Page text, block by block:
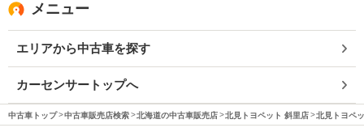
メニュー
エリアから中古車を探す
カーセンサートップへ
中古車トップ 中古車販売店検索 北海道の中古車販売店 北見トヨペット 斜里店 北見トヨペ